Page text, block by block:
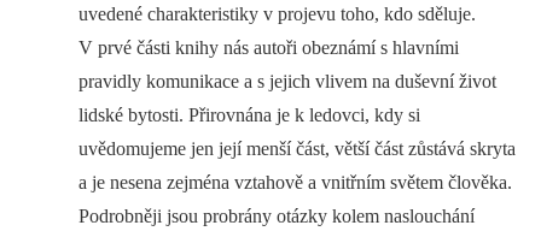
uvedené charakteristiky v projevu toho, kdo sděluje.
V prvé části knihy nás autoři obeznámí s hlavními
pravidly komunikace a s jejich vlivem na duševní život
lidské bytosti. Přirovnána je k ledovci, kdy si
uvědomujeme jen její menší část, větší část zůstává skryta
a je nesena zejména vztahově a vnitřním světem člověka.
Podrobněji jsou probrány otázky kolem naslouchání